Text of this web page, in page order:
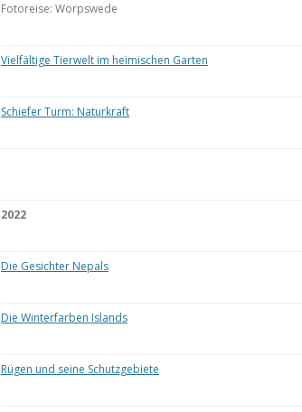
Fotoreise: Worpswede
Vielfältige Tierwelt im heimischen Garten
Schiefer Turm: Naturkraft
2022
Die Gesichter Nepals
Die Winterfarben Islands
Rügen und seine Schutzgebiete